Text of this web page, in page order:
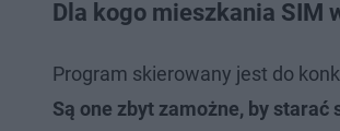
Dla kogo mieszkania SIM
Program skierowany jest do
Są one zbyt zamożne, by